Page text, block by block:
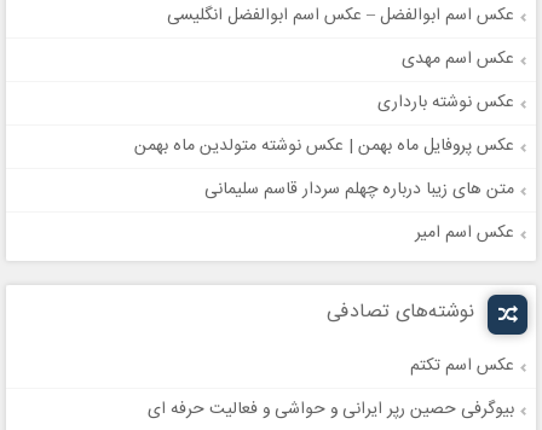
عکس اسم ابوالفضل – عکس اسم ابوالفضل انگلیسی
عکس اسم مهدی
عکس نوشته بارداری
عکس پروفایل ماه بهمن | عکس نوشته متولدین ماه بهمن
متن های زیبا درباره چهلم سردار قاسم سلیمانی
عکس اسم امیر
نوشته‌های تصادفی
عکس اسم تکتم
بیوگرفی حصین رپر ایرانی و حواشی و فعالیت حرفه ای